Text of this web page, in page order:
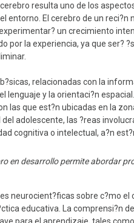
Diplomatura
Transdiciplina
resulta uno de los
entorno. El cerebro de un reci?n
un crecimiento
la experiencia, ya que ser?
relacionadas con la
lenguaje y la orientaci?n
las que est?n ubicadas en la
adolescente, las ?reas
cognitiva o intelectual, a?n
en desarrollo permite abordar
neurocient?ficas sobre c?mo el
educativa. La comprensi?n